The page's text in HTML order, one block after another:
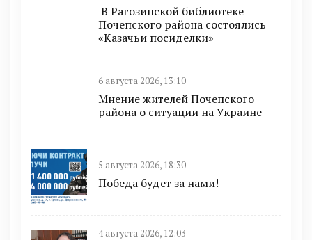
В Рагозинской библиотеке
Почепского района состоялись
«Казачьи посиделки»
6 августа 2026, 13:10
Мнение жителей Почепского
района о ситуации на Украине
5 августа 2026, 18:30
Победа будет за нами!
4 августа 2026, 12:03